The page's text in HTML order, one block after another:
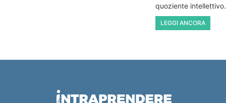
quoziente
LEGGI ANCORA